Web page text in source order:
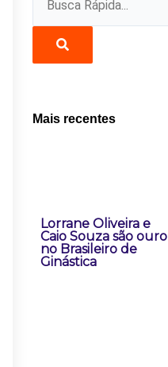
Mais recentes
Lorrane Oliveira e
Caio Souza são ouro
no Brasileiro de
Ginástica